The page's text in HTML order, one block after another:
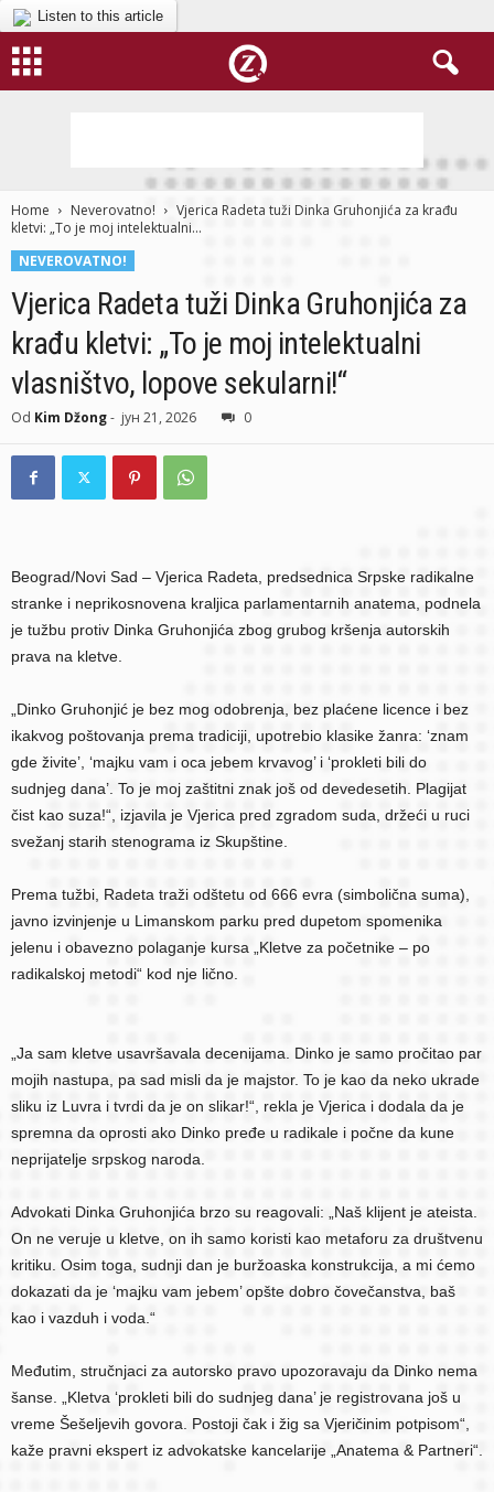
Listen to this article
Home Neverovatno!
Vjerica Radeta tuži Dinka Gruhonjića za krađu
kletvi: „To je moj intelektualni...
NEVEROVATNO!
Vjerica Radeta tuži Dinka Gruhonjića za
krađu kletvi: „To je moj intelektualni
vlasništvo, lopove sekularni!“
Od Kim Džong- јун 21, 2026 0
Beograd/Novi Sad – Vjerica Radeta, predsednica Srpske radikalne
stranke i neprikosnovena kraljica parlamentarnih anatema, podnela
je tužbu protiv Dinka Gruhonjića zbog grubog kršenja autorskih
prava na kletve.
„Dinko Gruhonjić je bez mog odobrenja, bez plaćene licence i bez
ikakvog poštovanja prema tradiciji, upotrebio klasike žanra: ‘znam
gde živite’, ‘majku vam i oca jebem krvavog’ i ‘prokleti bili do
sudnjeg dana’. To je moj zaštitni znak još od devedesetih. Plagijat
čist kao suza!“, izjavila je Vjerica pred zgradom suda, držeći u ruci
svežanj starih stenograma iz Skupštine.
Prema tužbi, Radeta traži odštetu od 666 evra (simbolična suma),
javno izvinjenje u Limanskom parku pred dupetom spomenika
jelenu i obavezno polaganje kursa „Kletve za početnike – po
radikalskoj metodi“ kod nje lično.
„Ja sam kletve usavršavala decenijama. Dinko je samo pročitao par
mojih nastupa, pa sad misli da je majstor. To je kao da neko ukrade
sliku iz Luvra i tvrdi da je on slikar!“, rekla je Vjerica i dodala da je
spremna da oprosti ako Dinko pređe u radikale i počne da kune
neprijatelje srpskog naroda.
Advokati Dinka Gruhonjića brzo su reagovali: „Naš klijent je ateista.
On ne veruje u kletve, on ih samo koristi kao metaforu za društvenu
kritiku. Osim toga, sudnji dan je buržoaska konstrukcija, a mi ćemo
dokazati da je ‘majku vam jebem’ opšte dobro čovečanstva, baš
kao i vazduh i voda.“
Međutim, stručnjaci za autorsko pravo upozoravaju da Dinko nema
šanse. „Kletva ‘prokleti bili do sudnjeg dana’ je registrovana još u
vreme Šešeljevih govora. Postoji čak i žig sa Vjeričinim potpisom“,
kaže pravni ekspert iz advokatske kancelarije „Anatema & Partneri“.